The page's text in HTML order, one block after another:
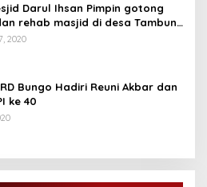
Darul Ihsan Pimpin gotong
rehab masjid di desa Tambun
Sumay, kabupaten tebo
2020
Bungo Hadiri Reuni Akbar dan
ke 40